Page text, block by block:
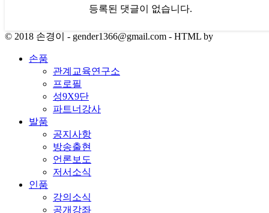
등록된 댓글이 없습니다.
© 2018 손경이 - gender1366@gmail.com - HTML by
손품
관계교육연구소
프로필
성9X9단
파트너강사
발품
공지사항
방송출현
언론보도
저서소식
인품
강의소식
공개강좌